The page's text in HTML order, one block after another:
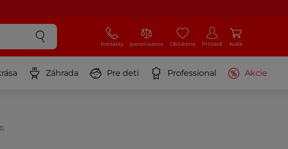
Kontakty porovnávanie Obľúbené Prihlásiť Košík
Záhrada Pre deti Professional Akcie